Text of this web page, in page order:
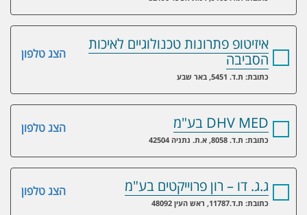
הצג טלפון
איזיטופ פתרונות טכנולוגיים לאיכות
הסביבה
כתובת: ת.ד. 5451, באר שבע
הצג טלפון DHV MED בע"מ
כתובת: ת.ד. 8058, א.ת. נתניה 42504
הצג טלפון ג.ג. דו – רון פרוייקטים בע"מ
כתובת: ת.ד.11787, ראש העין 48092